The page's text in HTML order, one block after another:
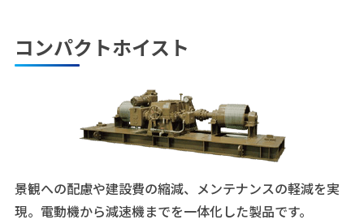
コンパクトホイスト
景観への配慮や建設費の縮減、メンテナンスの軽減を実
現。電動機から減速機までを一体化した製品です。